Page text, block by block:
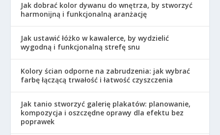
Jak dobrać kolor dywanu do wnętrza, by stworzyć
harmonijną i funkcjonalną aranżację
Jak ustawić łóżko w kawalerce, by wydzielić
wygodną i funkcjonalną strefę snu
Kolory ścian odporne na zabrudzenia: jak wybrać
farbę łączącą trwałość i łatwość czyszczenia
Jak tanio stworzyć galerię plakatów: planowanie,
kompozycja i oszczędne oprawy dla efektu bez
poprawek